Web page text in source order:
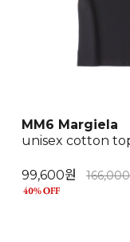
MM6 Margiela
unisex cotton
99,600원